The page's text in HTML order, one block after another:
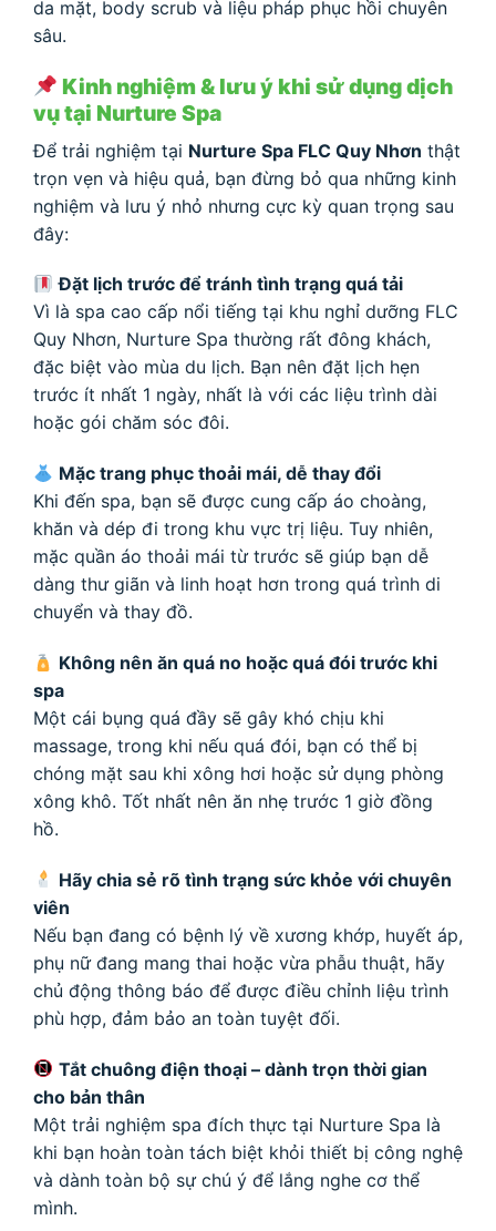
da mặt, body scrub và liệu pháp phục hồi chuyên
sâu.
Kinh nghiệm & lưu ý khi sử dụng dịch
vụ tại Nurture Spa
Để trải nghiệm tại Nurture Spa FLC Quy Nhơn thật
trọn vẹn và hiệu quả, bạn đừng bỏ qua những kinh
nghiệm và lưu ý nhỏ nhưng cực kỳ quan trọng sau
đây:
Đặt lịch trước để tránh tình trạng quá tải
Vì là spa cao cấp nổi tiếng tại khu nghỉ dưỡng FLC
Quy Nhơn, Nurture Spa thường rất đông khách,
đặc biệt vào mùa du lịch. Bạn nên đặt lịch hẹn
trước ít nhất 1 ngày, nhất là với các liệu trình dài
hoặc gói chăm sóc đôi.
Mặc trang phục thoải mái, dễ thay đổi
Khi đến spa, bạn sẽ được cung cấp áo choàng,
khăn và dép đi trong khu vực trị liệu. Tuy nhiên,
mặc quần áo thoải mái từ trước sẽ giúp bạn dễ
dàng thư giãn và linh hoạt hơn trong quá trình di
chuyển và thay đồ.
Không nên ăn quá no hoặc quá đói trước khi
spa
Một cái bụng quá đầy sẽ gây khó chịu khi
massage, trong khi nếu quá đói, bạn có thể bị
chóng mặt sau khi xông hơi hoặc sử dụng phòng
xông khô. Tốt nhất nên ăn nhẹ trước 1 giờ đồng
hồ.
Hãy chia sẻ rõ tình trạng sức khỏe với chuyên
viên
Nếu bạn đang có bệnh lý về xương khớp, huyết áp,
phụ nữ đang mang thai hoặc vừa phẫu thuật, hãy
chủ động thông báo để được điều chỉnh liệu trình
phù hợp, đảm bảo an toàn tuyệt đối.
Tắt chuông điện thoại – dành trọn thời gian
cho bản thân
Một trải nghiệm spa đích thực tại Nurture Spa là
khi bạn hoàn toàn tách biệt khỏi thiết bị công nghệ
và dành toàn bộ sự chú ý để lắng nghe cơ thể
mình.